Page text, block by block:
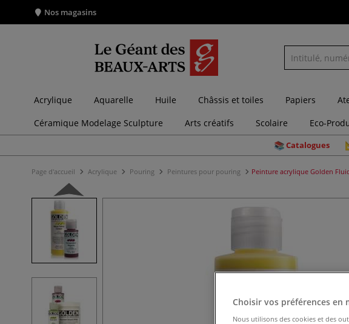
Nos magasins
Acrylique Aquarelle Huile Châssis et toiles Papiers
Céramique Modelage Sculpture
Arts créatifs Scolaire Eco-
Catalogues
Page d'accueil Acrylique Pouring Peintures pour pouring Peinture acrylique Golden
Choisir vos préférences en
Nous utilisons des cookies et des